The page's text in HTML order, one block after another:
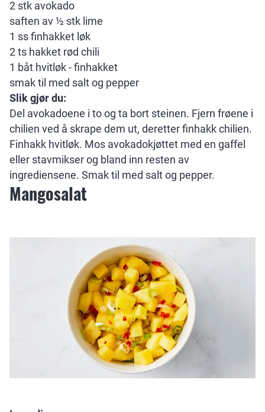
2 stk avokado
saften av ½ stk lime
1 ss finhakket løk
2 ts hakket rød chili
1 båt hvitløk - finhakket
smak til med salt og pepper
Slik gjør du:
Del avokadoene i to og ta bort steinen. Fjern frøene i
chilien ved å skrape dem ut, deretter finhakk chilien.
Finhakk hvitløk. Mos avokadokjøttet med en gaffel
eller stavmikser og bland inn resten av
ingrediensene. Smak til med salt og pepper.
Mangosalat